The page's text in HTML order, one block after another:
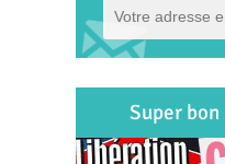
Super